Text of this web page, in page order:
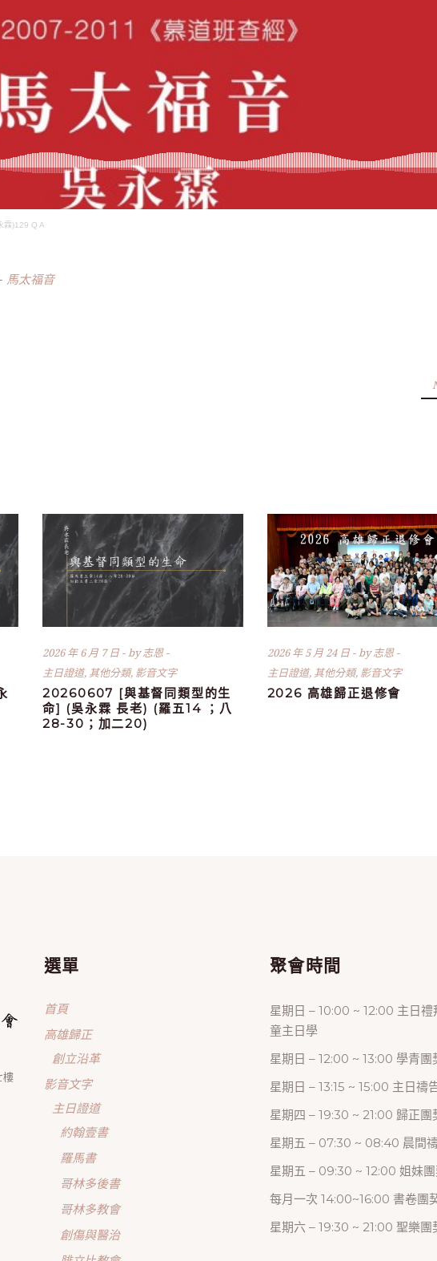
霖)129 Q A
馬太福音
2026 年 6 月 7 日 by志恩
主日證道, 其他分類, 影音文字
20260607 [與基督同類型的生
命] (吳永霖 長老) (羅五14 ；八
28-30；加二20)
2026 年 5 月 24 日 by志恩
主日證道, 其他分類, 影音文字
2026 高雄歸正退修會
樓
選單
首頁
高雄歸正
創立沿革
影音文字
主日證道
約翰壹書
羅馬書
哥林多後書
哥林多教會
創傷與醫治
聚會時間
星期日 – 10:00 ~ 12:00 主日禮
童主日學
星期日 – 12:00 ~ 13:00 學青團
星期日 – 13:15 ~ 15:00 主日禱
星期四 – 19:30 ~ 21:00 歸正團
星期五 – 07:30 ~ 08:40 晨間
星期五 – 09:30 ~ 12:00 姐妹
每月一次 14:00~16:00 書卷團
星期六 – 19:30 ~ 21:00 聖樂團